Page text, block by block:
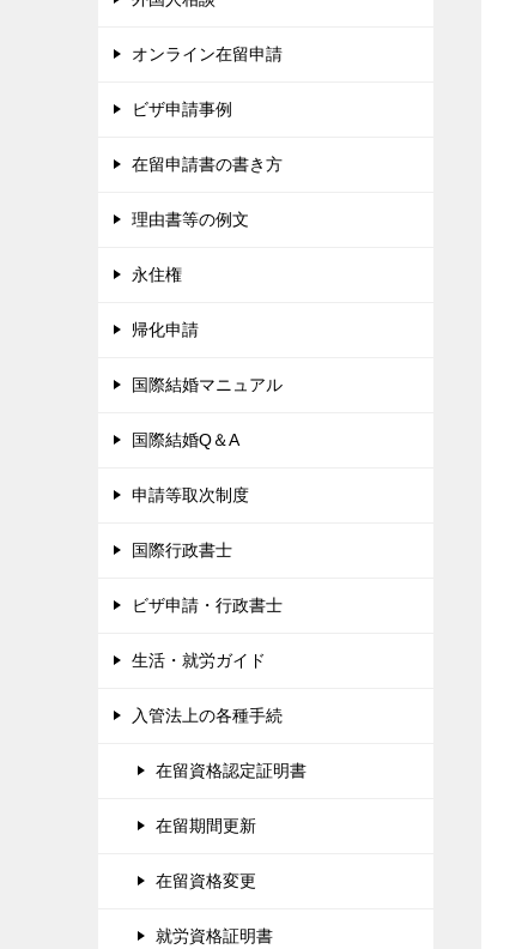
オンライン在留申請
ビザ申請事例
在留申請書の書き方
理由書等の例文
永住権
帰化申請
国際結婚マニュアル
国際結婚Q＆A
申請等取次制度
国際行政書士
ビザ申請・行政書士
生活・就労ガイド
入管法上の各種手続
在留資格認定証明書
在留期間更新
在留資格変更
就労資格証明書